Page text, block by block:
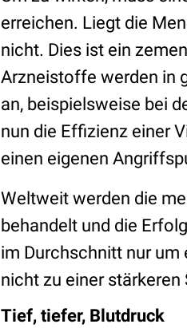
erreichen. Liegt die
nicht. Dies ist ein
Arzneistoffe werden in
an, beispielsweise bei
nun die Effizienz einer
einen eigenen
Weltweit werden die
behandelt und die
im Durchschnitt nur
nicht zu einer stärkeren
Tief, tiefer, Blutdruck